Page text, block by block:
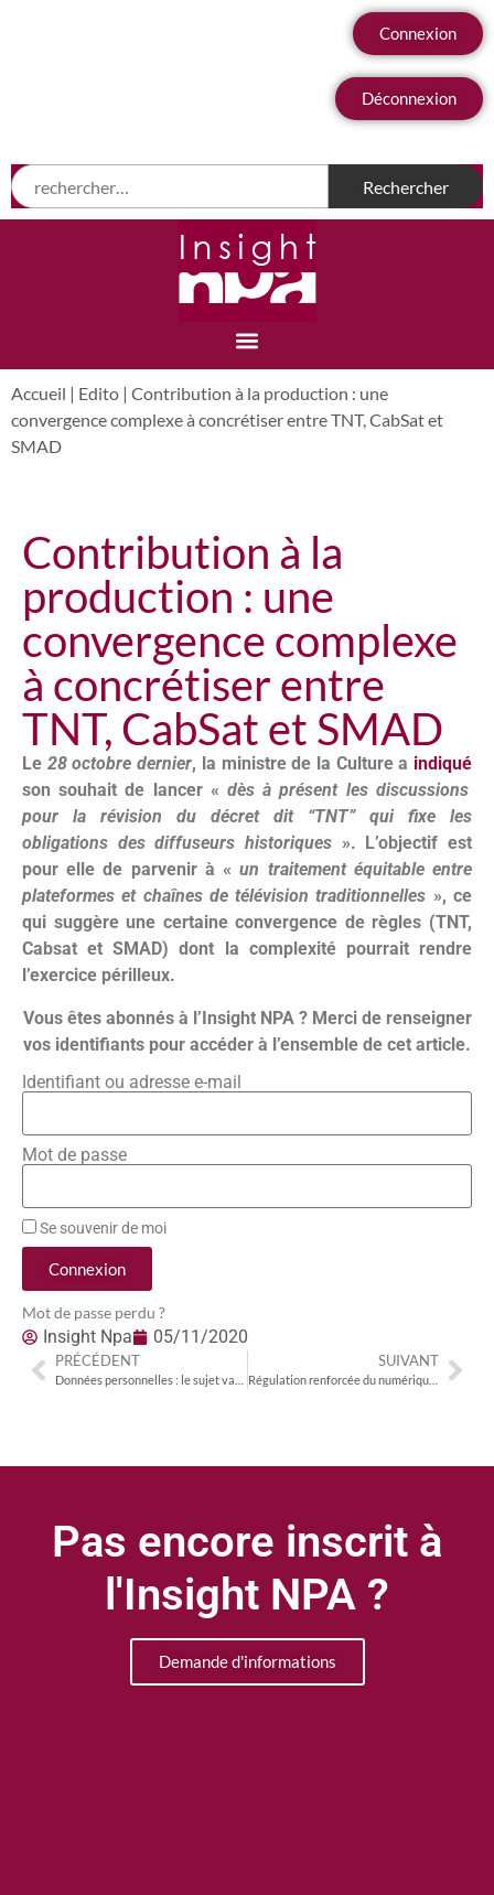
Connexion
Déconnexion
Accueil | Edito | Contribution à la production : une
convergence complexe à concrétiser entre TNT, CabSat et
SMAD
Contribution à la
production : une
convergence complexe
à concrétiser entre
TNT, CabSat et SMAD
Le 28 octobre dernier, la ministre de la Culture a indiqué
son souhait de lancer « dès à présent les discussions
pour la révision du décret dit “TNT” qui fixe les
obligations des diffuseurs historiques ». L’objectif est
pour elle de parvenir à «un traitement équitable entre
plateformes et chaînes de télévision traditionnelles », ce
qui suggère une certaine convergence de règles (TNT,
Cabsat et SMAD) dont la complexité pourrait rendre
l’exercice périlleux.
Vous êtes abonnés à l’Insight NPA ? Merci de renseigner
vos identifiants pour accéder à l’ensemble de cet article.
Identifiant ou adresse e-mail
Mot de passe
Se souvenir de moi
Connexion
Mot de passe perdu ?
Insight Npa 05/11/2020
PRÉCÉDENT SUIVANT
Régulation renforcée du numérique et bienveillance pour la Culture. Biden plus proche de la vision européenne
Pas encore inscrit à
l'Insight NPA ?
Demande d'informations